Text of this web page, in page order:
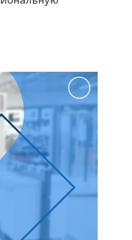
см
в раздел